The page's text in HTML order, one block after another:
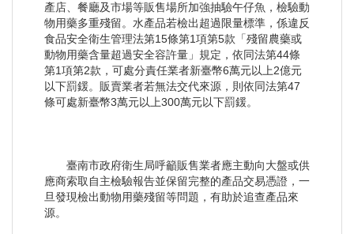
產店、餐廳及市場等販售場所加強抽驗午仔魚，檢驗動
物用藥多重殘留。水產品若檢出超過限量標準，係違反
食品安全衛生管理法第15條第1項第5款「殘留農藥或
動物用藥含量超過安全容許量」規定，依同法第44條
第1項第2款，可處分責任業者新臺幣6萬元以上2億元
以下罰鍰。販賣業者若無法交代來源，則依同法第47
條可處新臺幣3萬元以上300萬元以下罰鍰。
臺南市政府衛生局呼籲販售業者應主動向大盤或供
應商索取自主檢驗報告並保留完整的產品交易憑證，一
旦發現檢出動物用藥殘留等問題，有助於追查產品來
源。